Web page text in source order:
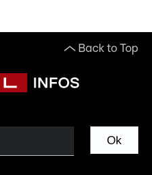
Back to Top
Ok